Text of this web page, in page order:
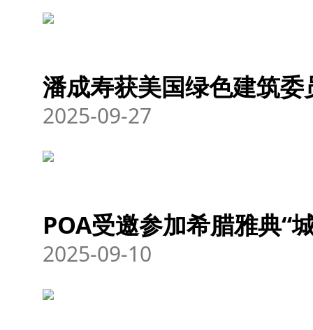
潘成寿获美国绿色建筑
2025-09-27
POA受邀参加希腊雅典“
2025-09-10